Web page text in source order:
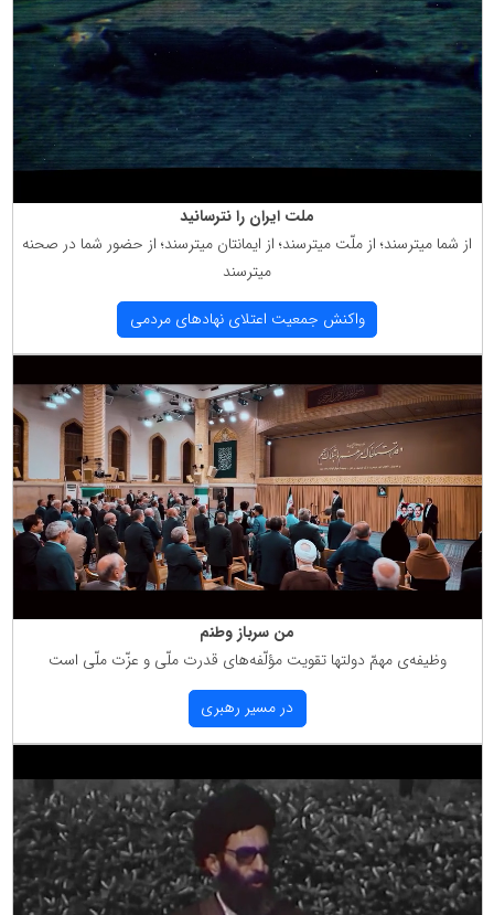
ملت ایران را نترسانید
از شما میترسند؛ از ملّت میترسند؛ از ایمانتان میترسند؛ از حضور شما در صحنه
میترسند
واكنش جمعیت اعتلای نهادهای مردمی
من سرباز وطنم
وظیفه‌ی مهمّ دولتها تقویت مؤلّفه‌های قدرت ملّی و عزّت ملّی است
در مسیر رهبری